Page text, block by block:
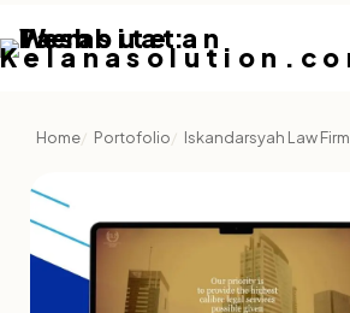
Home Portofolio Iskandarsyah Law Firm